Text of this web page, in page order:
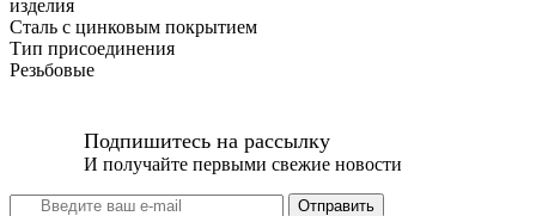
изделия
Сталь с цинковым покрытием
Тип присоединения
Резьбовые
Подпишитесь на рассылку
И получайте первыми свежие новости
Отправить